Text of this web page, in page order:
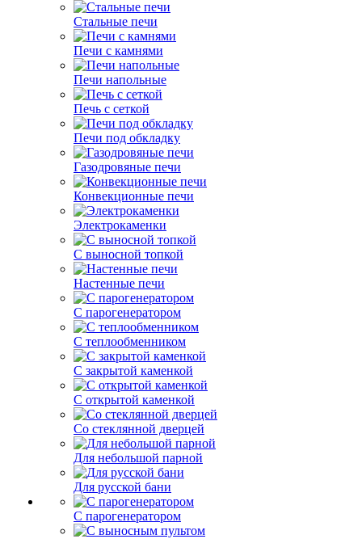
Стальные печи
Печи с камнями
Печи напольные
Печь с сеткой
Печи под обкладку
Газодровяные печи
Конвекционные печи
Электрокаменки
С выносной топкой
Настенные печи
С парогенератором
С теплообменником
С закрытой каменкой
С открытой каменкой
Со стеклянной дверцей
Для небольшой парной
Для русской бани
С парогенератором